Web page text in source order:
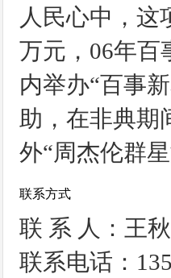
人民心中，这
万元，06年百
内举办“百事
助，在非典期
外“周杰伦群
联系方式
联 系 人：王
联系电话：